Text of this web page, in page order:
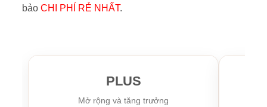
bảo CHI PHÍ RẺ NHẤT.
PLUS
Mở rộng và tăng trưởng